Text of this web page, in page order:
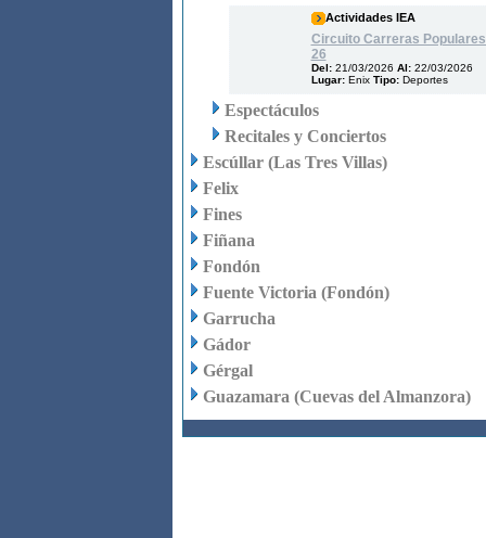
Actividades IEA
Circuito Carreras
26
Del: 21/03/2026 Al: 22/03/2026
Lugar: EnixTipo: Deportes
Espectáculos
Recitales y Conciertos
Escúllar (Las Tres Villas)
Felix
Fines
Fiñana
Fondón
Fuente Victoria (Fondón)
Garrucha
Gádor
Gérgal
Guazamara (Cuevas del Almanzora)